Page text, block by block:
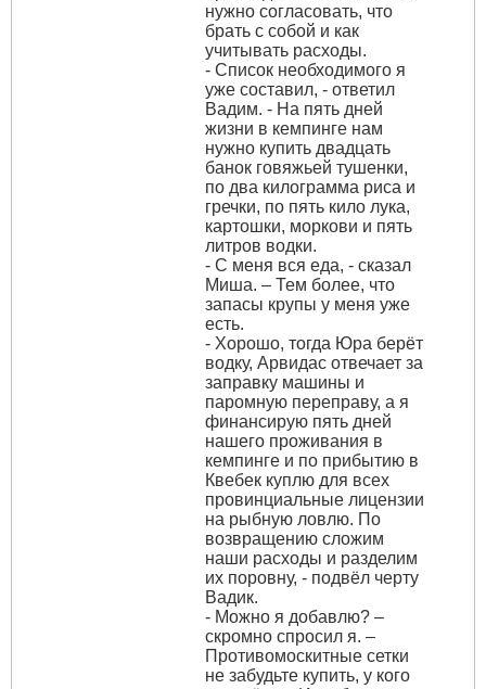
нужно согласовать, что
брать с собой и как
учитывать расходы.
- Список необходимого я
уже составил, - ответил
Вадим. - На пять дней
жизни в кемпинге нам
нужно купить двадцать
банок говяжьей тушенки,
по два килограмма риса и
гречки, по пять кило лука,
картошки, моркови и пять
литров водки.
- С меня вся еда, - сказал
Миша. – Тем более, что
запасы крупы у меня уже
есть.
- Хорошо, тогда Юра берёт
водку, Арвидас отвечает за
заправку машины и
паромную переправу, а я
финансирую пять дней
нашего проживания в
кемпинге и по прибытию в
Квебек куплю для всех
провинциальные лицензии
на рыбную ловлю. По
возвращению сложим
наши расходы и разделим
их поровну, - подвёл черту
Вадик.
- Можно я добавлю? –
скромно спросил я. –
Противомоскитные сетки
не забудьте купить, у кого